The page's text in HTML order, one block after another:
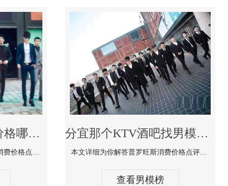
分宜KTV男模小费价格哪家便宜-宝马会KTV消费口碑点评
本文详细为你解答宝马会KTV消费价格点评，更多关于KTV男模小费价格哪家便宜免费咨询1333 867 6881微信同步！
分宜那个KTV酒吧找男模帅哥男妓多-普罗旺斯KTV真实口碑点评
本文详细为你解答普罗旺斯消费价格点评，更多关于那个KTV酒吧找男模帅哥最多免费咨询1333 867 6881微信同步！
查看男模榜